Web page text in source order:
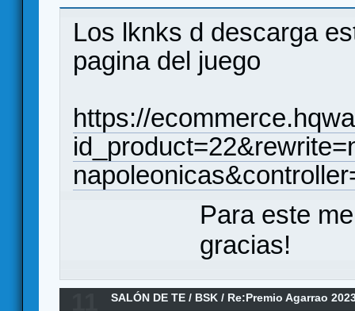
Los lknks d descarga
pagina del juego
https://
Para este
gracias!
SALÓN DE TE / BSK / Re:Premio Agarrao